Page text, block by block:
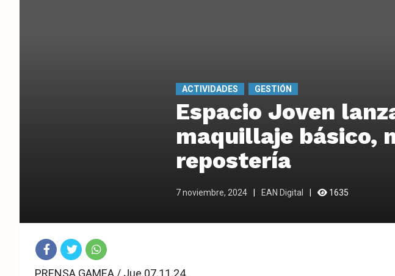
ACTIVIDADES GESTIÓN
Espacio Joven
maquillaje básico,
repostería
7 noviembre, 2024 EAN Digital 1635
Fac Twit Wha
PRENSA GAMEA / Jue.07.11.24